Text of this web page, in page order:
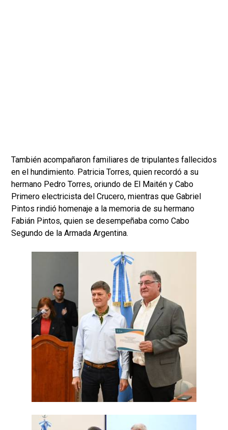
También acompañaron familiares de tripulantes fallecidos
en el hundimiento. Patricia Torres, quien recordó a su
hermano Pedro Torres, oriundo de El Maitén y Cabo
Primero electricista del Crucero, mientras que Gabriel
Pintos rindió homenaje a la memoria de su hermano
Fabián Pintos, quien se desempeñaba como Cabo
Segundo de la Armada Argentina.